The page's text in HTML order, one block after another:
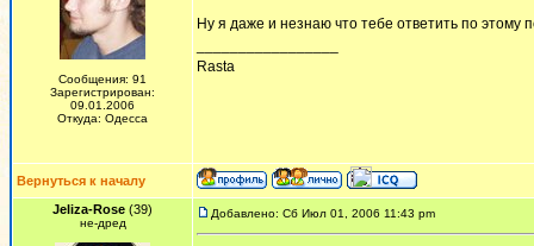
Сообщения: 91
Зарегистрирован:
09.01.2006
Откуда: Одесса
Ну я даже и незнаю что тебе ответить по этому
Rasta
Вернуться к началу
Jeliza-Rose (39)
не-дред
Добавлено: Сб Июл 01, 2006 11:43 pm